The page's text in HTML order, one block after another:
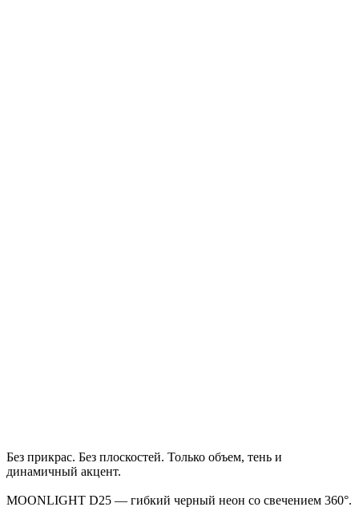
Без прикрас. Без плоскостей. Только объем, тень и
динамичный акцент.
MOONLIGHT D25 — гибкий черный неон со свечением 360°.